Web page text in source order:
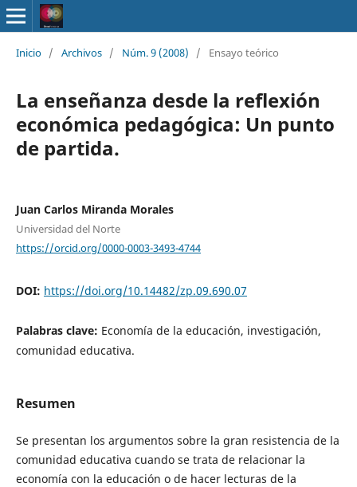
Inicio / Archivos / Núm. 9 (2008) / Ensayo teórico
La enseñanza desde la reflexión
económica pedagógica: Un punto
de partida.
Juan Carlos Miranda Morales
Universidad del Norte
https://orcid.org/0000-0003-3493-4744
DOI: https://doi.org/10.14482/zp.09.690.07
Palabras clave: Economía de la educación, investigación,
comunidad educativa.
Resumen
Se presentan los argumentos sobre la gran resistencia de la
comunidad educativa cuando se trata de relacionar la
economía con la educación o de hacer lecturas de la